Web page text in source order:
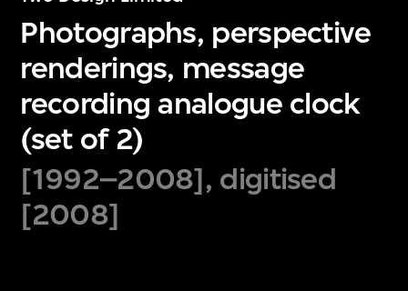
Photographs, perspective
renderings, message
recording analogue clock
(set of 2)
[1992–2008], digitised
[2008]